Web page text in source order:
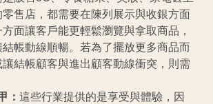
售店，都需要在陳列展示與收銀方面
面讓客戶能更輕鬆瀏覽與拿取商品，
結帳動線順暢。若為了擺放更多商品而
結帳顧客與進出顧客動線衝突，則需
： 這些行業提供的是享受與體驗，因